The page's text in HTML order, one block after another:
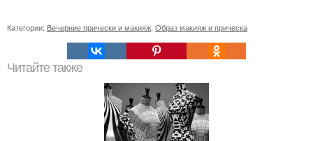
Категории: Вечерние прически и макияж Образ макияж и прическа
Читайте также